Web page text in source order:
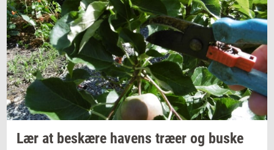
Lær at be­skæ­re ha­vens træer og buske